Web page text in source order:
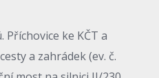
ke KČT a
a zahrádek (ev. č.